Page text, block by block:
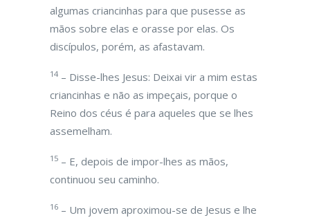
algumas criancinhas para que pusesse as
mãos sobre elas e orasse por elas. Os
discípulos, porém, as afastavam.
14 – Disse-lhes Jesus: Deixai vir a mim estas
criancinhas e não as impeçais, porque o
Reino dos céus é para aqueles que se lhes
assemelham.
15 – E, depois de impor-lhes as mãos,
continuou seu caminho.
16 – Um jovem aproximou-se de Jesus e lhe